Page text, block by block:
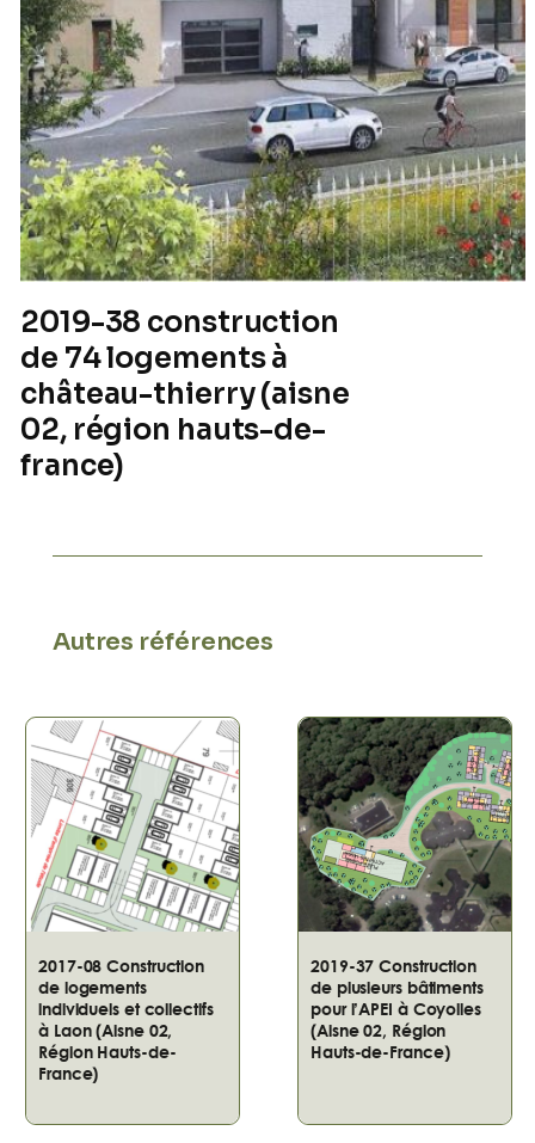
2019-38 construction
de 74 logements à
château-thierry (aisne
02, région hauts-de-
france)
Mission d’AMO
à l’optimisation
économique des
pièces
écrites du Dossier
Consultation des
Entreprises.
Autres références
2017-08 Construction
de logements
individuels et collectifs
à Laon (Aisne 02,
Région Hauts-de-
France)
2019-37 Construction
de plusieurs bâtiments
pour l’APEI à Coyolles
(Aisne 02, Région
Hauts-de-France)